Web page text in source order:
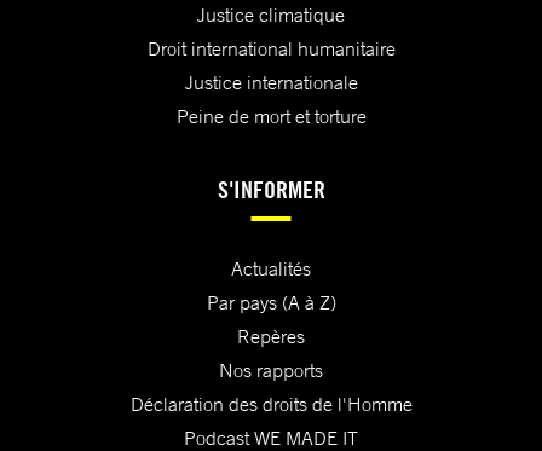
Justice climatique
Droit international humanitaire
Justice internationale
Peine de mort et torture
S'INFORMER
Actualités
Par pays (A à Z)
Repères
Nos rapports
Déclaration des droits de l'Homme
Podcast WE MADE IT